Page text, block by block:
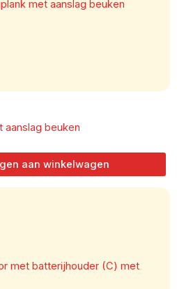
aanslag beuken
aan winkelwagen